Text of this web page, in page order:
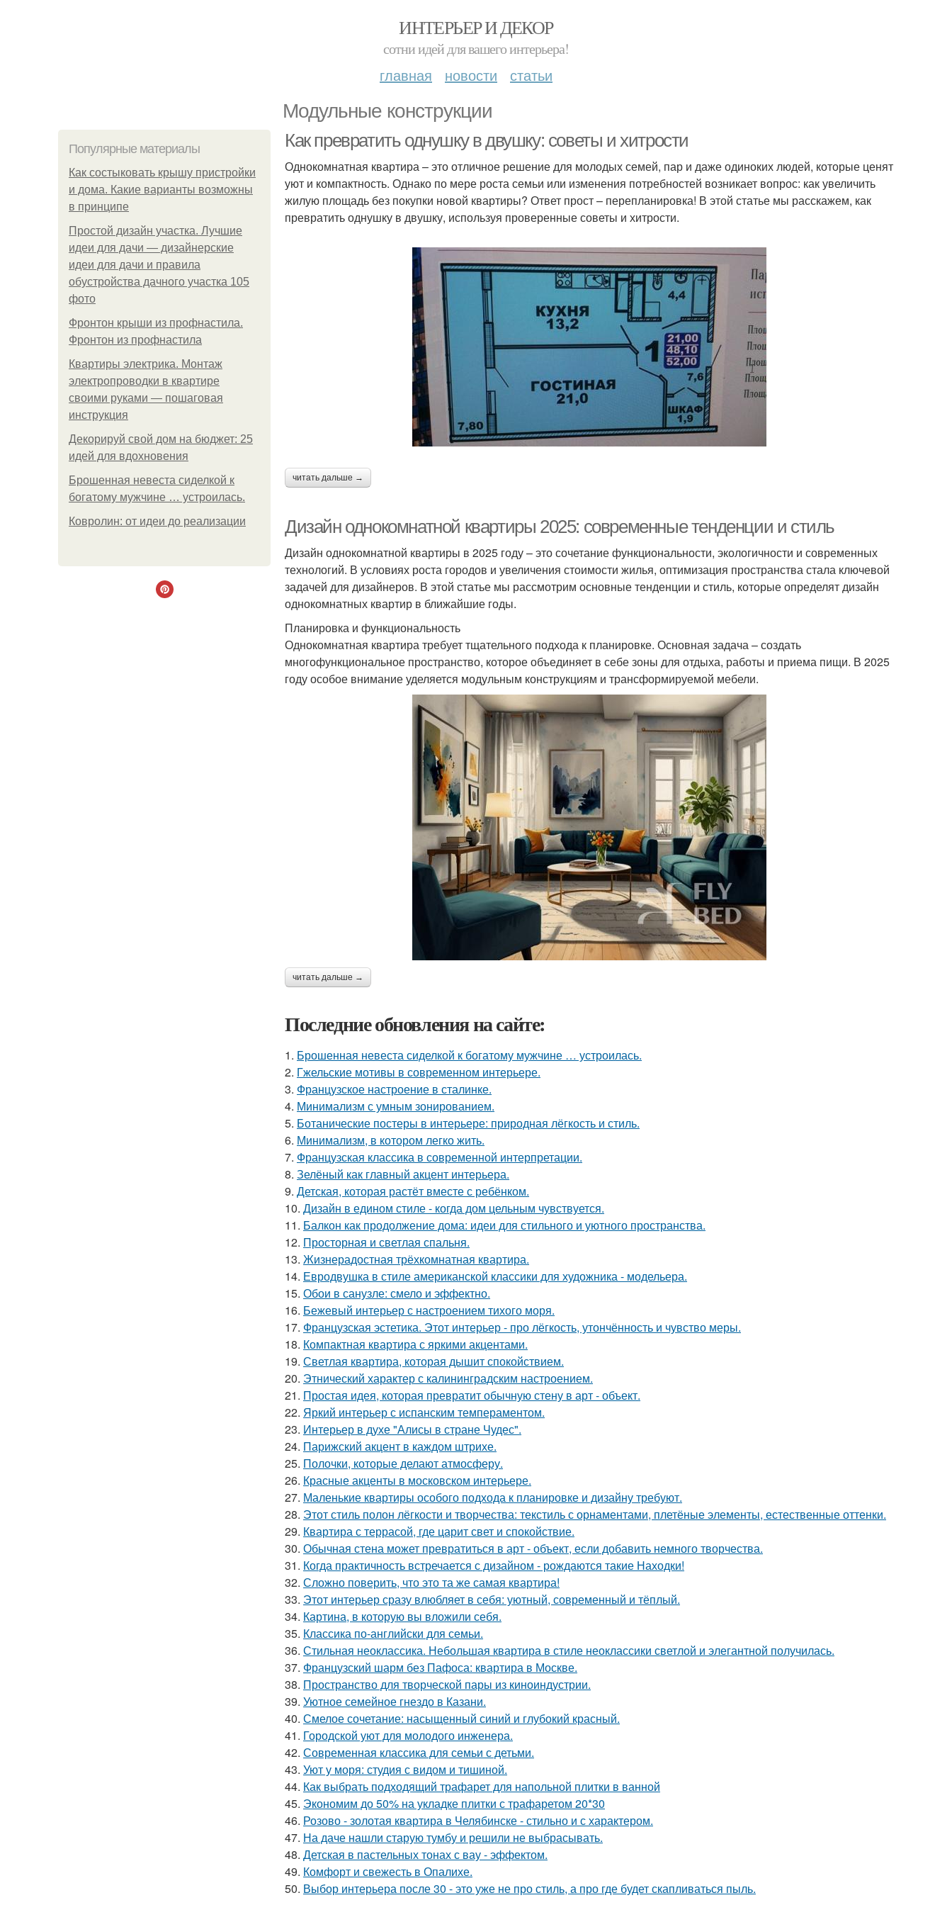
ИНТЕРЬЕР И ДЕКОР
сотни идей для вашего интерьера!
главная новости статьи
Модульные конструкции
Популярные материалы
Как состыковать крышу пристройки
и дома. Какие варианты возможны
в принципе
Простой дизайн участка. Лучшие
идеи для дачи — дизайнерские
идеи для дачи и правила
обустройства дачного участка 105
фото
Фронтон крыши из профнастила.
Фронтон из профнастила
Квартиры электрика. Монтаж
электропроводки в квартире
своими руками — пошаговая
инструкция
Декорируй свой дом на бюджет: 25
идей для вдохновения
Брошенная невеста сиделкой к
богатому мужчине … устроилась.
Ковролин: от идеи до реализации
Как превратить однушку в двушку: советы и хитрости
Однокомнатная квартира – это отличное решение для молодых семей, пар и даже одиноких людей, которые ценят
уют и компактность. Однако по мере роста семьи или изменения потребностей возникает вопрос: как увеличить
жилую площадь без покупки новой квартиры? Ответ прост – перепланировка! В этой статье мы расскажем, как
превратить однушку в двушку, используя проверенные советы и хитрости.
читать дальше →
Дизайн однокомнатной квартиры 2025: современные тенденции и стиль
Дизайн однокомнатной квартиры в 2025 году – это сочетание функциональности, экологичности и современных
технологий. В условиях роста городов и увеличения стоимости жилья, оптимизация пространства стала ключевой
задачей для дизайнеров. В этой статье мы рассмотрим основные тенденции и стиль, которые определят дизайн
однокомнатных квартир в ближайшие годы.
Планировка и функциональность
Однокомнатная квартира требует тщательного подхода к планировке. Основная задача – создать
многофункциональное пространство, которое объединяет в себе зоны для отдыха, работы и приема пищи. В 2025
году особое внимание уделяется модульным конструкциям и трансформируемой мебели.
читать дальше →
Последние обновления на сайте:
1. Брошенная невеста сиделкой к богатому мужчине … устроилась.
2. Гжельские мотивы в современном интерьере.
3. Французское настроение в сталинке.
4. Минимализм с умным зонированием.
5. Ботанические постеры в интерьере: природная лёгкость и стиль.
6. Минимализм, в котором легко жить.
7. Французская классика в современной интерпретации.
8. Зелёный как главный акцент интерьера.
9. Детская, которая растёт вместе с ребёнком.
10. Дизайн в едином стиле - когда дом цельным чувствуется.
11. Балкон как продолжение дома: идеи для стильного и уютного пространства.
12. Просторная и светлая спальня.
13. Жизнерадостная трёхкомнатная квартира.
14. Евродвушка в стиле американской классики для художника - модельера.
15. Обои в санузле: смело и эффектно.
16. Бежевый интерьер с настроением тихого моря.
17. Французская эстетика. Этот интерьер - про лёгкость, утончённость и чувство меры.
18. Компактная квартира с яркими акцентами.
19. Светлая квартира, которая дышит спокойствием.
20. Этнический характер с калининградским настроением.
21. Простая идея, которая превратит обычную стену в арт - объект.
22. Яркий интерьер с испанским темпераментом.
23. Интерьер в духе "Алисы в стране Чудес".
24. Парижский акцент в каждом штрихе.
25. Полочки, которые делают атмосферу.
26. Красные акценты в московском интерьере.
27. Маленькие квартиры особого подхода к планировке и дизайну требуют.
28. Этот стиль полон лёгкости и творчества: текстиль с орнаментами, плетёные элементы, естественные оттенки.
29. Квартира с террасой, где царит свет и спокойствие.
30. Обычная стена может превратиться в арт - объект, если добавить немного творчества.
31. Когда практичность встречается с дизайном - рождаются такие Находки!
32. Сложно поверить, что это та же самая квартира!
33. Этот интерьер сразу влюбляет в себя: уютный, современный и тёплый.
34. Картина, в которую вы вложили себя.
35. Классика по-английски для семьи.
36. Стильная неоклассика. Небольшая квартира в стиле неоклассики светлой и элегантной получилась.
37. Французский шарм без Пафоса: квартира в Москве.
38. Пространство для творческой пары из киноиндустрии.
39. Уютное семейное гнездо в Казани.
40. Смелое сочетание: насыщенный синий и глубокий красный.
41. Городской уют для молодого инженера.
42. Современная классика для семьи с детьми.
43. Уют у моря: студия с видом и тишиной.
44. Как выбрать подходящий трафарет для напольной плитки в ванной
45. Экономим до 50% на укладке плитки с трафаретом 20*30
46. Розово - золотая квартира в Челябинске - стильно и с характером.
47. На даче нашли старую тумбу и решили не выбрасывать.
48. Детская в пастельных тонах с вау - эффектом.
49. Комфорт и свежесть в Опалихе.
50. Выбор интерьера после 30 - это уже не про стиль, а про где будет скапливаться пыль.